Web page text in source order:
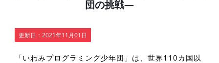
団の挑戦―
更新日： 2021年11月01日
「いわみプログラミング少年団」は、世界110カ国以